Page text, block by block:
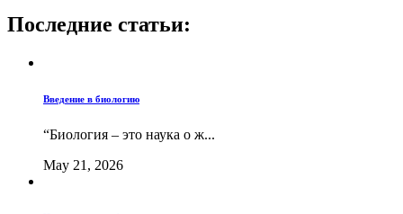
Последние статьи:
Введение в биологию
“Биология – это наука о ж...
May 21, 2026